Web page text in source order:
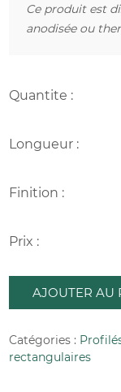
Ce produit est
anodisée ou
Quantite :
Longueur :
Finition :
Prix :
AJOUTER AU
Catégories :
rectangulaires